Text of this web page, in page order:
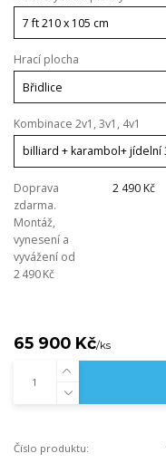
Hrací plocha
Kombinace 2v1, 3v1, 4v1
Doprava
zdarma.
Montáž,
vynesení a
vyvážení od
2 490 Kč
2 490 Kč
65 900 Kč/ks
Číslo produktu: